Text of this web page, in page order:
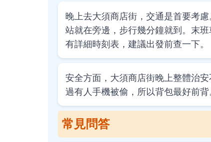
晚上去大須商店街，交通是首要考
站就在旁邊，步行幾分鐘就到。末
有詳細時刻表，建議出發前查一下。
安全方面，大須商店街晚上整體治
過有人手機被偷，所以背包最好前
常見問答